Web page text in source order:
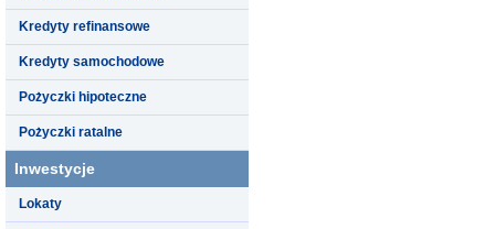
Kredyty refinansowe
Kredyty samochodowe
Pożyczki hipoteczne
Pożyczki ratalne
Inwestycje
Lokaty